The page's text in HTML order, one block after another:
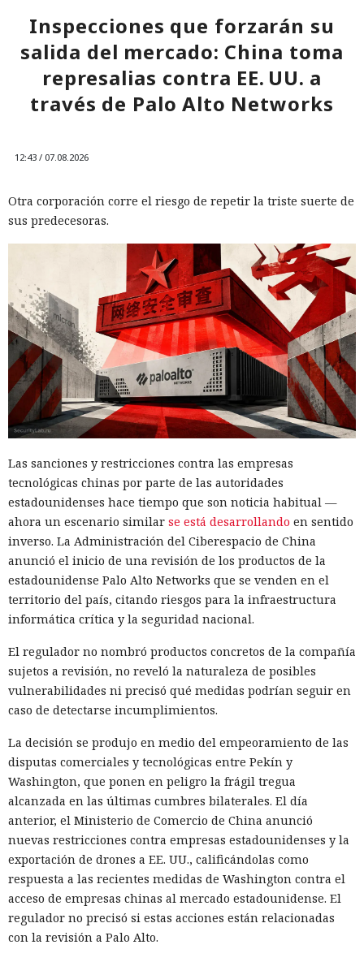
Inspecciones que forzarán su
salida del mercado: China toma
represalias contra EE. UU. a
través de Palo Alto Networks
12:43 / 07.08.2026
Otra corporación corre el riesgo de repetir la triste suerte de
sus predecesoras.
Las sanciones y restricciones contra las empresas
tecnológicas chinas por parte de las autoridades
estadounidenses hace tiempo que son noticia habitual —
ahora un escenario similar se está desarrollando en sentido
inverso. La Administración del Ciberespacio de China
anunció el inicio de una revisión de los productos de la
estadounidense Palo Alto Networks que se venden en el
territorio del país, citando riesgos para la infraestructura
informática crítica y la seguridad nacional.
El regulador no nombró productos concretos de la compañía
sujetos a revisión, no reveló la naturaleza de posibles
vulnerabilidades ni precisó qué medidas podrían seguir en
caso de detectarse incumplimientos.
La decisión se produjo en medio del empeoramiento de las
disputas comerciales y tecnológicas entre Pekín y
Washington, que ponen en peligro la frágil tregua
alcanzada en las últimas cumbres bilaterales. El día
anterior, el Ministerio de Comercio de China anunció
nuevas restricciones contra empresas estadounidenses y la
exportación de drones a EE. UU., calificándolas como
respuesta a las recientes medidas de Washington contra el
acceso de empresas chinas al mercado estadounidense. El
regulador no precisó si estas acciones están relacionadas
con la revisión a Palo Alto.